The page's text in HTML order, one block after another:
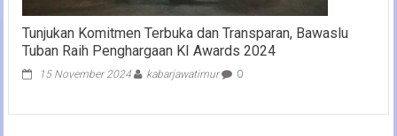
Tunjukan Komitmen Terbuka dan Transparan, Bawaslu
Tuban Raih Penghargaan KI Awards 2024
15 November 2024 kabarjawatimur 0